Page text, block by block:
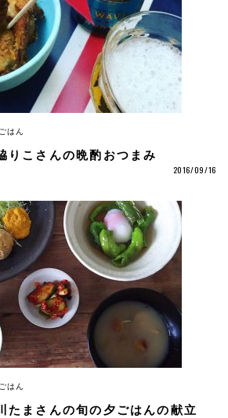
はん
りこさんの晩酌おつまみ
2016/09/16
はん
たまさんの旬の夕ごはんの献立